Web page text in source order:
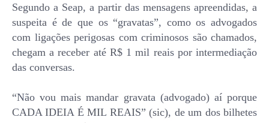
Segundo a Seap, a partir das mensagens apreendidas, a
suspeita é de que os “gravatas”, como os advogados
com ligações perigosas com criminosos são chamados,
chegam a receber até R$ 1 mil reais por intermediação
das conversas.
“Não vou mais mandar gravata (advogado) aí porque
CADA IDEIA É MIL REAIS” (sic), de um dos bilhetes